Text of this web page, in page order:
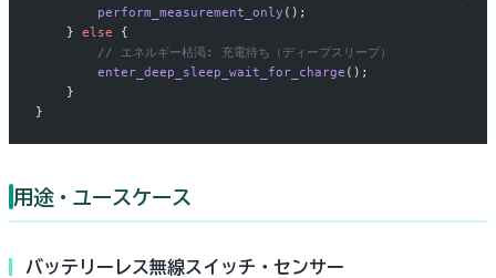
        perform_measurement_only
();
    }
else {
        // エネルギー枯渇: 充電待ち（ディープスリープ）
        enter_deep_sleep_wait_for_charge
();
    }
}
用途・ユースケース
バッテリーレス無線スイッチ・センサー